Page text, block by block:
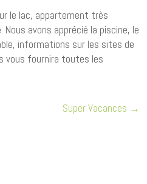
le lac, appartement très
avons apprécié la piscine, le
informations sur les sites de
vous fournira toutes les
Super Vacances →